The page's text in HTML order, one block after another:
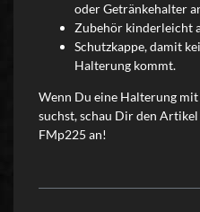
oder Getränkehalter
Zubehör kinderleicht
Schutzkappe, damit
Halterung kommt.
Wenn Du eine Halterung
suchst, schau Dir den
FMp225 an!